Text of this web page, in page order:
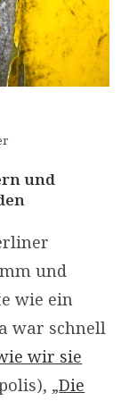
und
und
wie ein
war schnell
wir sie
„Die